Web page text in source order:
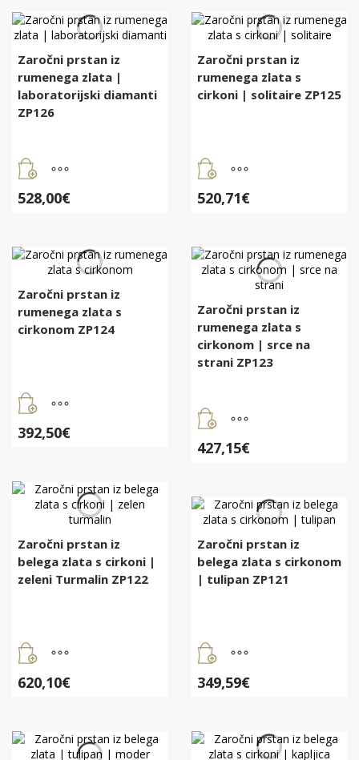
Zaročni prstan iz
rumenega zlata |
laboratorijski diamanti
ZP126
528,00€
Zaročni prstan iz
rumenega zlata s
cirkoni | solitaire ZP125
520,71€
Zaročni prstan iz
rumenega zlata s
cirkonom ZP124
392,50€
Zaročni prstan iz
rumenega zlata s
cirkonom | srce na
strani ZP123
427,15€
Zaročni prstan iz
belega zlata s cirkoni |
zeleni Turmalin ZP122
620,10€
Zaročni prstan iz
belega zlata s cirkonom
| tulipan ZP121
349,59€